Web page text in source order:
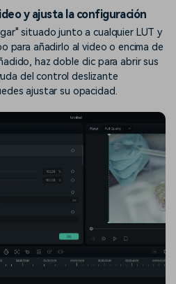
y ajusta la configuración
situado junto a cualquier LUT y
para añadirlo al video o encima de
haz doble clic para abrir sus
del control deslizante
ajustar su opacidad.